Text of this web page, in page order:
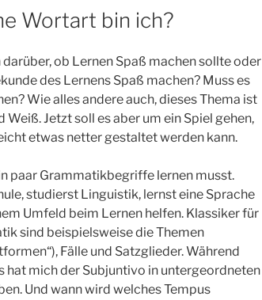
Wortart bin ich?
ob Lernen Spaß machen sollte oder
des Lernens Spaß machen? Muss es
Wie alles andere auch, dieses Thema ist
Weiß. Jetzt soll es aber um ein Spiel gehen,
etwas netter gestaltet werden kann.
paar Grammatikbegriffe lernen musst.
studierst Linguistik, lernst eine Sprache
Umfeld beim Lernen helfen. Klassiker für
sind beispielsweise die Themen
Fälle und Satzglieder. Während
hat mich der Subjuntivo in untergeordneten
Und wann wird welches Tempus